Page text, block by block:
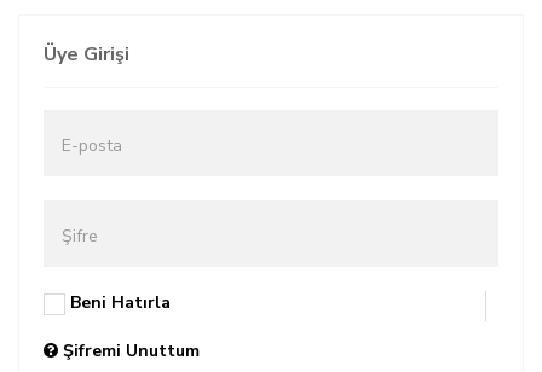
Üye Girişi
E-posta
Şifre
Beni Hatırla
Şifremi Unuttum